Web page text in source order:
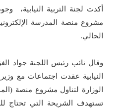
أكدت لجنة التربية النيابية،
مشروع منصة المدرسة
الحالي.
وقال نائب رئيس اللجنة جواد
النيابية عقدت اجتماعات مع
الوزارة لتناول مشروع منصة
تستهدف الشريحة التي تحتاج